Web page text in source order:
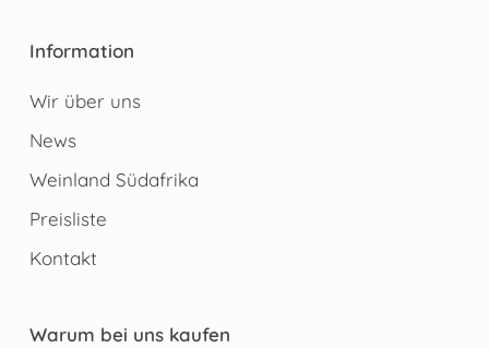
Information
Wir über uns
News
Weinland Südafrika
Preisliste
Kontakt
Warum bei uns kaufen